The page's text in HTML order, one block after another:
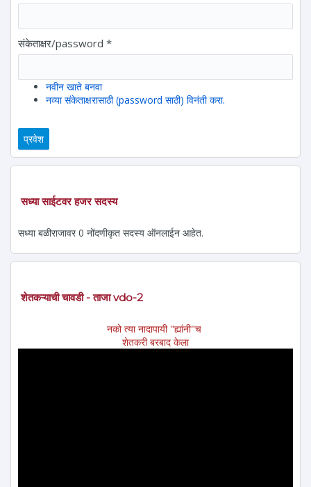
संकेताक्षर/password *
नवीन खाते बनवा
नव्या संकेताक्षरासाठी (password साठी) विनंती करा.
सध्या साईटवर हजर सदस्य
सध्या बळीराजावर 0 नोंदणीकृत सदस्य ऑनलाईन आहेत.
शेतकऱ्याची चावडी - ताजा vdo-2
नको त्या नादापायी "ह्यांनी"च
शेतकरी बरबाद केला